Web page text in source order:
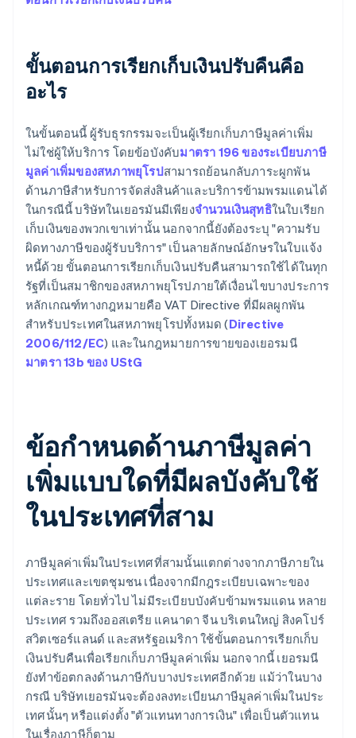
ขั้นตอนการเรียกเก็บเงินปรับคืนคือ
อะไร
ในขั้นตอนนี้ ผู้รับธุรกรรมจะเป็นผู้เรียกเก็บภาษีมูลค่าเพิ่ม
ไม่ใช่ผู้ให้บริการ โดยข้อบังคับมาตรา 196 ของระเบียบภาษี
มูลค่าเพิ่มของสหภาพยุโรปสามารถย้อนกลับภาระผูกพัน
ด้านภาษีสำหรับการจัดส่งสินค้าและบริการข้ามพรมแดนได้
ในกรณีนี้ บริษัทในเยอรมันมีเพียงจำนวนเงินสุทธิในใบเรียก
เก็บเงินของพวกเขาเท่านั้น นอกจากนี้ยังต้องระบุ "ความรับ
ผิดทางภาษีของผู้รับบริการ" เป็นลายลักษณ์อักษรในใบแจ้ง
หนี้ด้วย ขั้นตอนการเรียกเก็บเงินปรับคืนสามารถใช้ได้ในทุก
รัฐที่เป็นสมาชิกของสหภาพยุโรปภายใต้เงื่อนไขบางประการ
หลักเกณฑ์ทางกฎหมายคือ VAT Directive ที่มีผลผูกพัน
สำหรับประเทศในสหภาพยุโรปทั้งหมด (Directive
2006/112/EC) และในกฎหมายการขายของเยอรมนี
มาตรา 13b ของ UStG
ข้อกำหนดด้านภาษีมูลค่า
เพิ่มแบบใดที่มีผลบังคับใช้
ในประเทศที่สาม
ภาษีมูลค่าเพิ่มในประเทศที่สามนั้นแตกต่างจากภาษีภายใน
ประเทศและเขตชุมชน เนื่องจากมีกฎระเบียบเฉพาะของ
แต่ละราย โดยทั่วไป ไม่มีระเบียบบังคับข้ามพรมแดน หลาย
ประเทศ รวมถึงออสเตรีย แคนาดา จีน บริเตนใหญ่ สิงคโปร์
สวิตเซอร์แลนด์ และสหรัฐอเมริกา ใช้ขั้นตอนการเรียกเก็บ
เงินปรับคืนเพื่อเรียกเก็บภาษีมูลค่าเพิ่ม นอกจากนี้ เยอรมนี
ยังทําข้อตกลงด้านภาษีกับบางประเทศอีกด้วย แม้ว่าในบาง
กรณี บริษัทเยอรมันจะต้องลงทะเบียนภาษีมูลค่าเพิ่มในประ
เทศนั้นๆ หรือแต่งตั้ง "ตัวแทนทางการเงิน" เพื่อเป็นตัวแทน
ในเรื่องภาษีก็ตาม